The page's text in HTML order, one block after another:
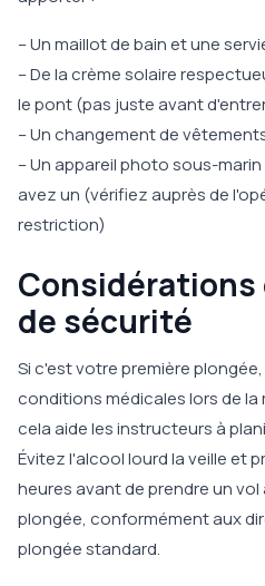
– Un maillot de bain et une
– De la crème solaire
le pont (pas juste avant
– Un changement de
– Un appareil photo sous-
avez un (vérifiez auprès de
restriction)
Considérations
de sécurité
Si c'est votre première
conditions médicales lors de
cela aide les instructeurs à
Évitez l'alcool lourd la veille et
heures avant de prendre un
plongée, conformément aux
plongée standard.